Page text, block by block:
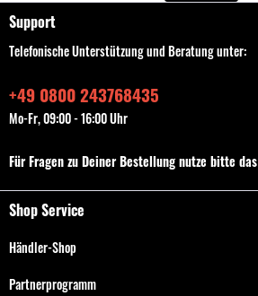
Support
Telefonische Unterstützung und Beratung unter:
+49 0800 243768435
Mo-Fr, 09:00 - 16:00 Uhr
Für Fragen zu Deiner Bestellung nutze bitte das
Shop Service
Händler-Shop
Partnerprogramm